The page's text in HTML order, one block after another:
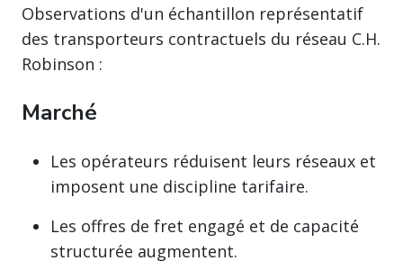
Observations d'un échantillon représentatif
des transporteurs contractuels du réseau C.H.
Robinson :
Marché
Les opérateurs réduisent leurs réseaux et
imposent une discipline tarifaire.
Les offres de fret engagé et de capacité
structurée augmentent.